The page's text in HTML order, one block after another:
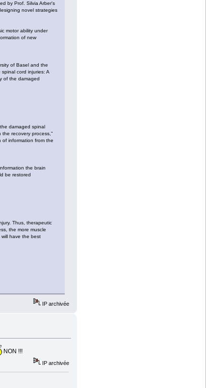
by Prof. Silvia Arber's
novel strategies
motor ability under
of new
of Basel and the
cord injuries: A
of the damaged
damaged spinal
the recovery process,"
of information from the
the brain
be restored
Thus, therapeutic
the more muscle
have the best
IP archivée
NON !!!
IP archivée